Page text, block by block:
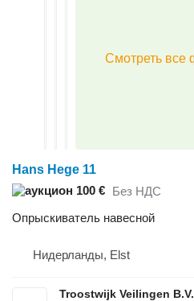
Hans Hege 11
100 € Без НДС
Опрыскиватель навесной
Нидерланды, Elst
Troostwijk Veilingen B.V.